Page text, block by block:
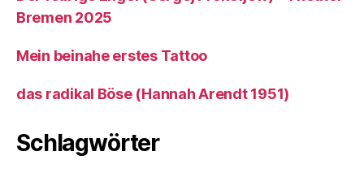
Bremen 2025
Mein beinahe erstes Tattoo
das radikal Böse (Hannah Arendt 1951)
Schlagwörter